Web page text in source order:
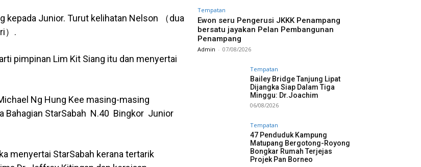
kepada Junior. Turut kelihatan Nelson （dua
）.
pimpinan Lim Kit Siang itu dan menyertai
Ng Hung Kee masing-masing
Bahagian StarSabah N.40 Bingkor Junior
menyertai StarSabah kerana tertarik
Tempatan
Ewon seru Pengerusi JKKK Penampang
bersatu jayakan Pelan Pembangunan
Penampang
Admin - 07/08/2026
Tempatan
Bailey Bridge Tanjung Lipat
Dijangka Siap Dalam Tiga
Minggu: Dr.Joachim
06/08/2026
Tempatan
47 Penduduk Kampung
Matupang Bergotong-Royong
Bongkar Rumah Terjejas
Projek Pan Borneo